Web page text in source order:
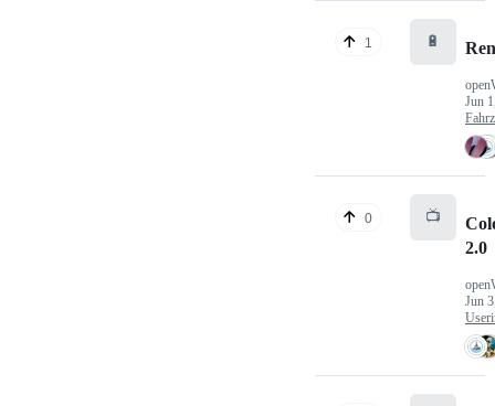
1 🔋
Jun
0 📺
2.0
Jun